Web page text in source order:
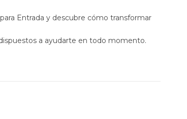
Entrada y descubre cómo transformar
a ayudarte en todo momento.